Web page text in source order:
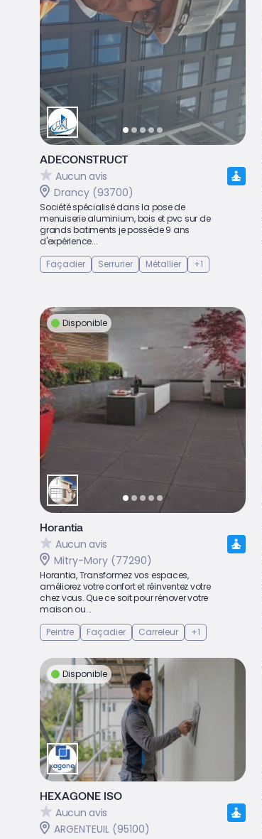
ADECONSTRUCT
Aucun avis
Drancy (93700)
Société spécialisé dans la pose de
menuiserie aluminium, bois et pvc sur de
grands batiments je possède 9 ans
d'expérience...
Façadier
Serrurier Métallier +1
Disponible
Horantia
Aucun avis
Mitry-Mory (77290)
Horantia, Transformez vos espaces,
améliorez votre confort et réinventez votre
chez vous. Que ce soit pour rénover votre
maison ou...
Peintre
Façadier Carreleur +1
Disponible
HEXAGONE ISO
Aucun avis
ARGENTEUIL (95100)